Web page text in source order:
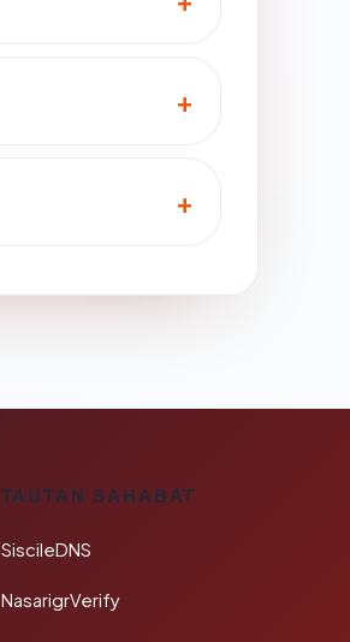
TAUTAN SAHABAT
SiscileDNS
NasarigrVerify